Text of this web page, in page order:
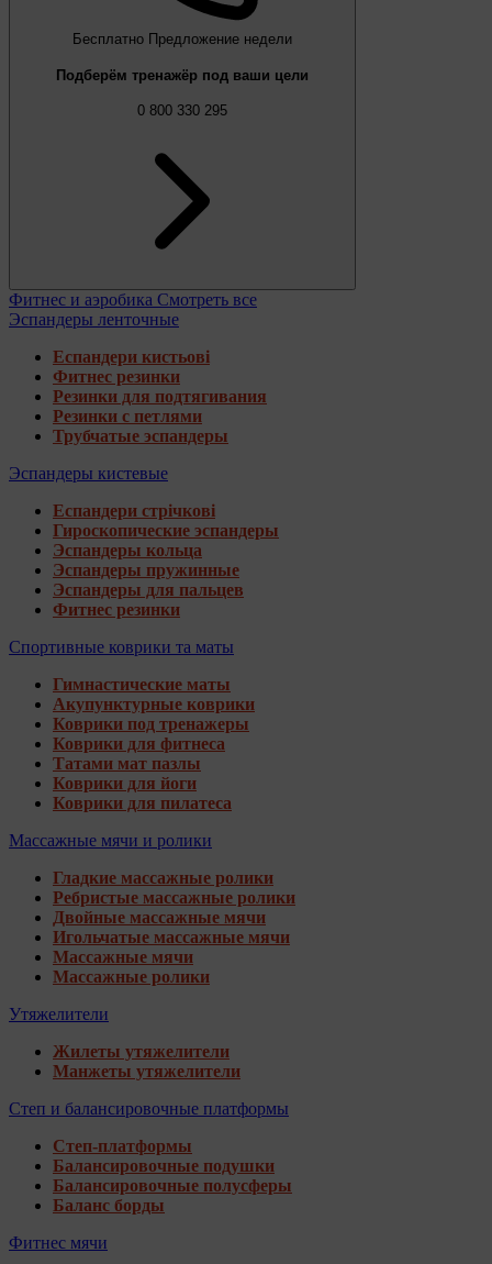
Бесплатно Предложение недели
Подберём тренажёр под ваши цели
0 800 330 295
Фитнес и аэробика Смотреть все
Эспандеры ленточные
Еспандери кистьові
Фитнес резинки
Резинки для подтягивания
Резинки с петлями
Трубчатые эспандеры
Эспандеры кистевые
Еспандери стрічкові
Гироскопические эспандеры
Эспандеры кольца
Эспандеры пружинные
Эспандеры для пальцев
Фитнес резинки
Спортивные коврики та маты
Гимнастические маты
Акупунктурные коврики
Коврики под тренажеры
Коврики для фитнеса
Татами мат пазлы
Коврики для йоги
Коврики для пилатеса
Массажные мячи и ролики
Гладкие массажные ролики
Ребристые массажные ролики
Двойные массажные мячи
Игольчатые массажные мячи
Массажные мячи
Массажные ролики
Утяжелители
Жилеты утяжелители
Манжеты утяжелители
Степ и балансировочные платформы
Степ-платформы
Балансировочные подушки
Балансировочные полусферы
Баланс борды
Фитнес мячи